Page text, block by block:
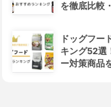
パフュームノンウォッシュヘア
パック
3.66(3)
¥2,199
を徹底比較
ドッグフー
キング52選
ー対策商品